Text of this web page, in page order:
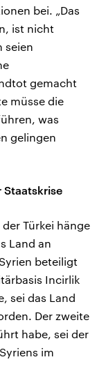
bei. „Das
ist nicht
seien
gemacht
müsse die
was
gelingen
Staatskrise
Türkei hänge
Land an
beteiligt
Incirlik
sei das Land
Der zweite
habe, sei der
im